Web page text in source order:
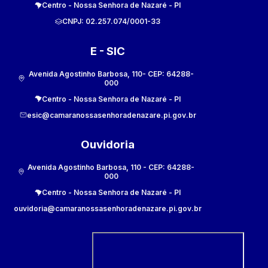
Centro - Nossa Senhora de Nazaré - PI
CNPJ: 02.257.074/0001-33
E - SIC
Avenida Agostinho Barbosa, 110- CEP: 64288-
000
Centro - Nossa Senhora de Nazaré - PI
esic@camaranossasenhoradenazare.pi.gov.br
Ouvidoria
Avenida Agostinho Barbosa, 110 - CEP: 64288-
000
Centro - Nossa Senhora de Nazaré - PI
ouvidoria@camaranossasenhoradenazare.pi.gov.br